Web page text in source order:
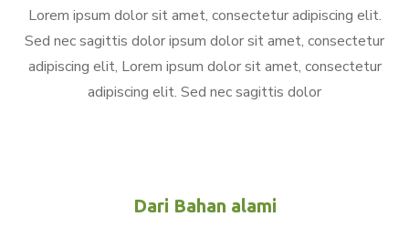
Lorem ipsum dolor sit amet, consectetur adipiscing elit.
Sed nec sagittis dolor ipsum dolor sit amet, consectetur
adipiscing elit, Lorem ipsum dolor sit amet, consectetur
adipiscing elit. Sed nec sagittis dolor
Dari Bahan alami